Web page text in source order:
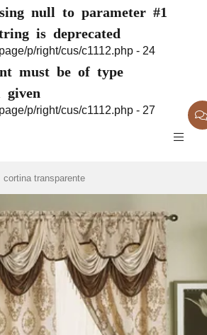
null to parameter #1
is deprecated
p/right/cus/c1112.php - 24
must be of type
given
p/right/cus/c1112.php - 27
cortina transparente